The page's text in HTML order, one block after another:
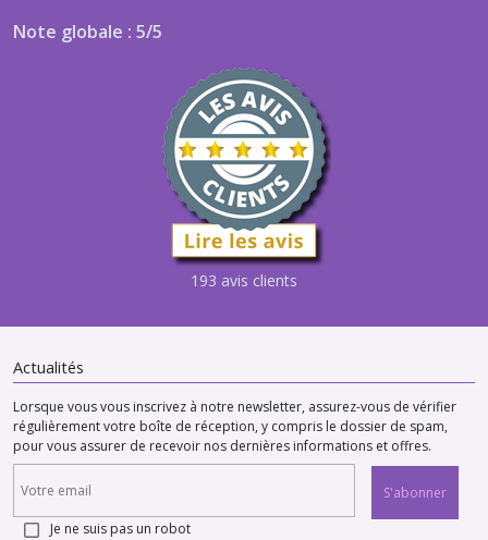
Note globale : 5/5
193 avis clients
Actualités
Lorsque vous vous inscrivez à notre newsletter, assurez-vous de vérifier
régulièrement votre boîte de réception, y compris le dossier de spam,
pour vous assurer de recevoir nos dernières informations et offres.
S'abonner
Je ne suis pas un robot